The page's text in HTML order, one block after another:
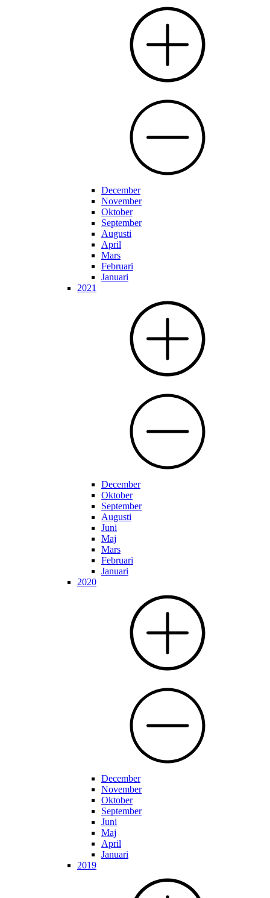
December
November
Oktober
September
Augusti
April
Mars
Februari
Januari
2021
December
Oktober
September
Augusti
Juni
Maj
Mars
Februari
Januari
2020
December
November
Oktober
September
Juni
Maj
April
Januari
2019